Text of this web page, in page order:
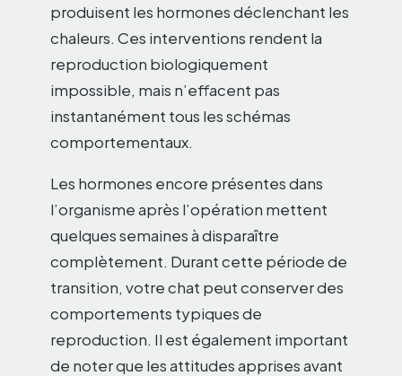
produisent les hormones déclenchant les
chaleurs. Ces interventions rendent la
reproduction biologiquement
impossible, mais n’effacent pas
instantanément tous les schémas
comportementaux.
Les hormones encore présentes dans
l’organisme après l’opération mettent
quelques semaines à disparaître
complètement. Durant cette période de
transition, votre chat peut conserver des
comportements typiques de
reproduction. Il est également important
de noter que les attitudes apprises avant